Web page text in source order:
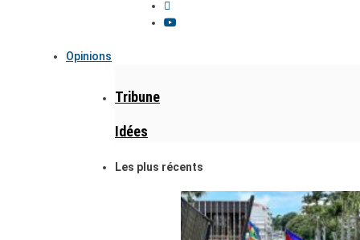
Opinions
Tribune
Idées
Les plus récents